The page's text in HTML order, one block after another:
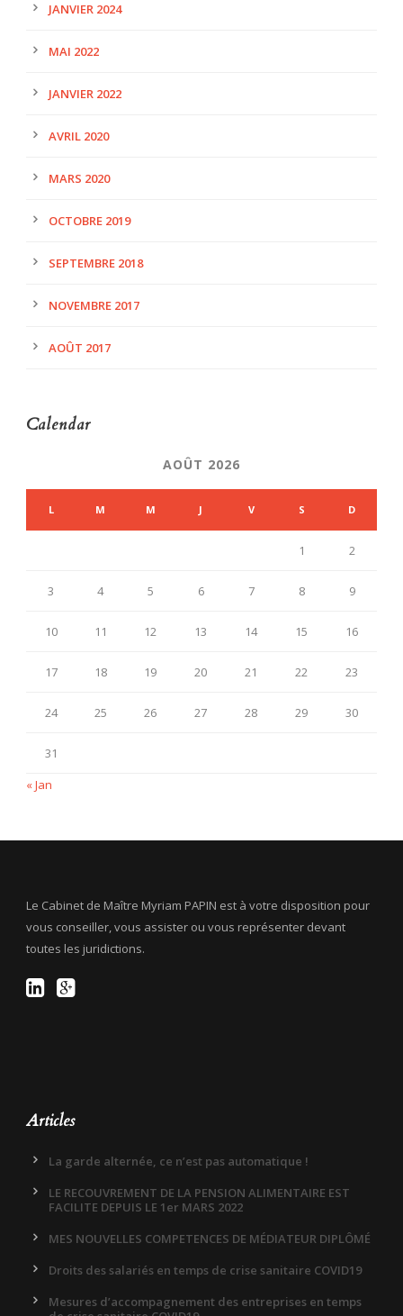
JANVIER 2024
MAI 2022
JANVIER 2022
AVRIL 2020
MARS 2020
OCTOBRE 2019
SEPTEMBRE 2018
NOVEMBRE 2017
AOÛT 2017
Calendar
AOÛT 2026
L M M J V S D
1 2
3 4 5 6 7 8 9
10 11 12 13 14 15 16
17 18 19 20 21 22 23
24 25 26 27 28 29 30
31
« Jan
Le Cabinet de Maître Myriam PAPIN est à votre disposition pour
vous conseiller, vous assister ou vous représenter devant
toutes les juridictions.
Articles
La garde alternée, ce n’est pas automatique !
LE RECOUVREMENT DE LA PENSION ALIMENTAIRE EST
FACILITE DEPUIS LE 1er MARS 2022
MES NOUVELLES COMPETENCES DE MÉDIATEUR DIPLÔMÉ
Droits des salariés en temps de crise sanitaire COVID19
Mesures d’accompagnement des entreprises en temps